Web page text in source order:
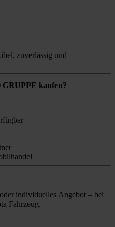
zuverlässig und
kaufen?
individuelles Angebot – bei
Fahrzeug.